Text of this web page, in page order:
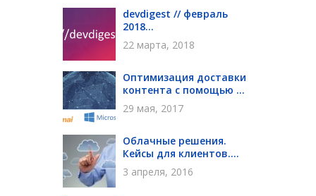
devdigest // февраль
2018...
22 марта, 2018
Оптимизация доставки
контента с помощью ...
29 мая, 2017
Облачные решения.
Кейсы для клиентов....
3 апреля, 2016